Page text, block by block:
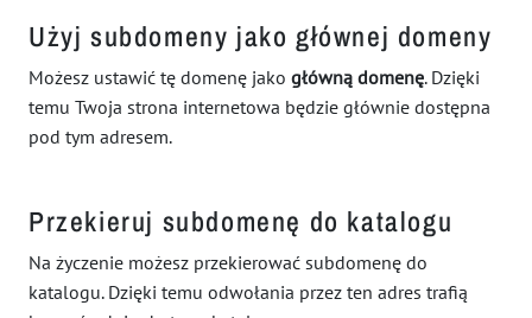
Użyj subdomeny jako głównej domeny
Możesz ustawić tę domenę jako główną domenę. Dzięki
temu Twoja strona internetowa będzie głównie dostępna
pod tym adresem.
Przekieruj subdomenę do katalogu
Na życzenie możesz przekierować subdomenę do
katalogu. Dzięki temu odwołania przez ten adres trafią